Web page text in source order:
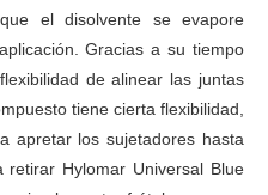
el disolvente se evapore
Gracias a su tiempo
de alinear las juntas
tiene cierta flexibilidad,
apretar los sujetadores hasta
Hylomar Universal Blue